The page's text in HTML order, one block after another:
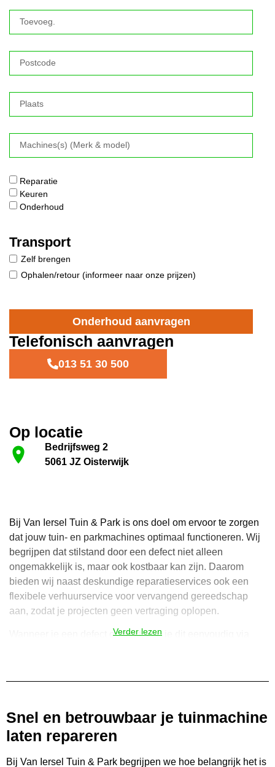
Reparatie
Keuren
Onderhoud
Transport
Zelf brengen
Ophalen/retour (informeer naar onze prijzen)
Onderhoud aanvragen
Telefonisch aanvragen
013 51 30 500
Op locatie
Bedrijfsweg 2
5061 JZ Oisterwijk
Bij Van Iersel Tuin & Park is ons doel om ervoor te zorgen
dat jouw tuin- en parkmachines optimaal functioneren. Wij
begrijpen dat stilstand door een defect niet alleen
ongemakkelijk is, maar ook kostbaar kan zijn. Daarom
bieden wij naast deskundige reparatieservices ook een
flexibele verhuurservice voor vervangend gereedschap
aan, zodat je projecten geen vertraging oplopen.
Wanneer je een defect ontdekt, kun je dit eenvoudig via
nemen de tijd om elk aspect van de machine te
inspecteren, zodat geen enkel probleem over het hoofd
Verder lezen
Snel en betrouwbaar je tuinmachine
laten repareren
Bij Van Iersel Tuin & Park begrijpen we hoe belangrijk het is